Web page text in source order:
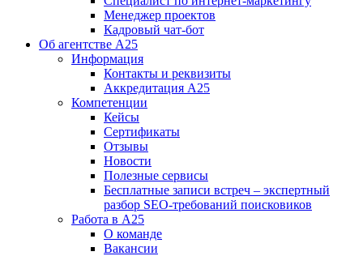
Менеджер проектов
Кадровый чат-бот
Об агентстве А25
Информация
Контакты и реквизиты
Аккредитация А25
Компетенции
Кейсы
Сертификаты
Отзывы
Новости
Полезные сервисы
Бесплатные записи встреч – экспертный
разбор SEO-требований поисковиков
Работа в А25
О команде
Вакансии